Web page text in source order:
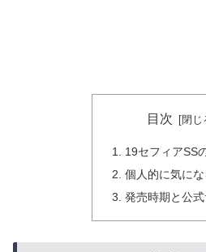
目次
19セフィアSS
個人的に気に
発売時期と公式